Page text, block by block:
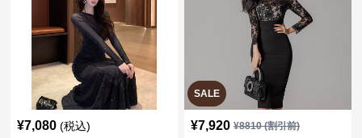
¥7,080 (税込)
SALE
¥7,920 ¥8810(割引前)